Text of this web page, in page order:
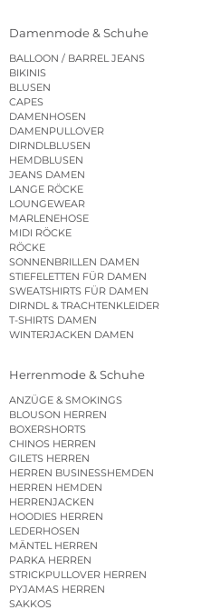
Damenmode & Schuhe
BALLOON / BARREL JEANS
BIKINIS
BLUSEN
CAPES
DAMENHOSEN
DAMENPULLOVER
DIRNDLBLUSEN
HEMDBLUSEN
JEANS DAMEN
LANGE RÖCKE
LOUNGEWEAR
MARLENEHOSE
MIDI RÖCKE
RÖCKE
SONNENBRILLEN DAMEN
STIEFELETTEN FÜR DAMEN
SWEATSHIRTS FÜR DAMEN
DIRNDL & TRACHTENKLEIDER
T-SHIRTS DAMEN
WINTERJACKEN DAMEN
Herrenmode & Schuhe
ANZÜGE & SMOKINGS
BLOUSON HERREN
BOXERSHORTS
CHINOS HERREN
GILETS HERREN
HERREN BUSINESSHEMDEN
HERREN HEMDEN
HERRENJACKEN
HOODIES HERREN
LEDERHOSEN
MÄNTEL HERREN
PARKA HERREN
STRICKPULLOVER HERREN
PYJAMAS HERREN
SAKKOS